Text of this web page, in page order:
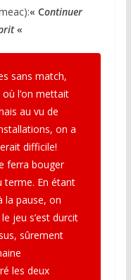
« Continuer
«
sans match,
l’on mettait
au vu de
on a
difficile!
ferra bouger
terme. En étant
la pause, on
jeu s’est durcit
sûrement
les deux